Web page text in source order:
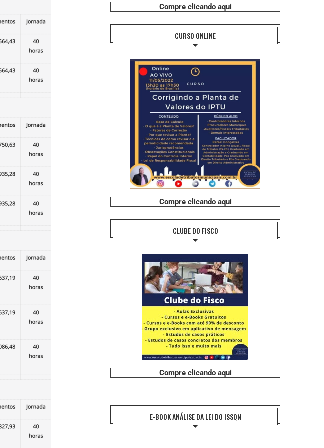
Compre clicando aqui
CURSO ONLINE
Compre clicando aqui
CLUBE DO FISCO
Compre clicando aqui
E-BOOK ANÁLISE DA LEI DO ISSQN